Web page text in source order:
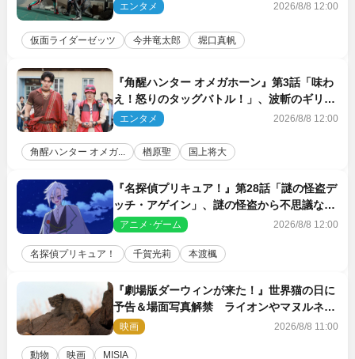
エンタメ 2026/8/8 12:00
仮面ライダーゼッツ 今井竜太郎 堀口真帆
『角醒ハンター オメガホーン』第3話「味わ
え！怒りのタッグバトル！」、波斬のギリコ
がハンターバトルを挑んできた！
エンタメ 2026/8/8 12:00
角醒ハンター オメガ... 楢原聖 国上将大
『名探偵プリキュア！』第28話「謎の怪盗デ
ッチ・アゲイン」、謎の怪盗から不思議な予
告状が届く
アニメ･ゲーム 2026/8/8 12:00
名探偵プリキュア！ 千賀光莉 本渡楓
『劇場版ダーウィンが来た！』世界猫の日に
予告＆場面写真解禁 ライオンやマヌルネコ
の赤ちゃんが大集合
映画 2026/8/8 11:00
動物 映画 MISIA